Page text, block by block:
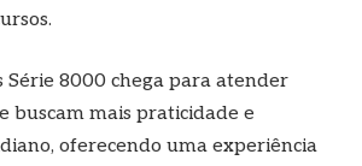
Série 8000 chega para atender
buscam mais praticidade e
oferecendo uma experiência